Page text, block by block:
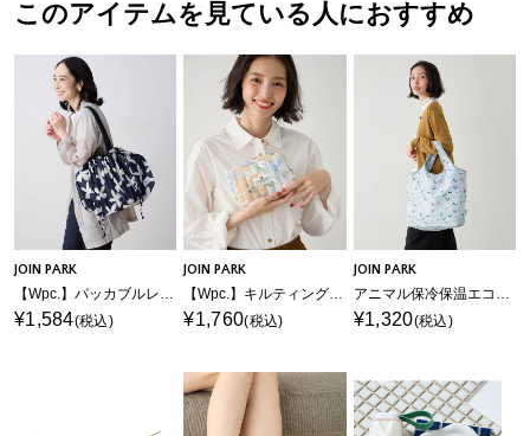
このアイテムを見ている人におすすめ
JOIN PARK
¥1,584(税込)
JOIN PARK
¥1,760(税込)
JOIN PARK
¥1,320(税込)